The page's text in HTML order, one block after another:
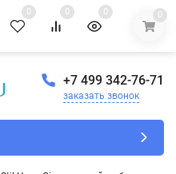
0 0 0 0
+7 499 342-76-71
заказать звонок